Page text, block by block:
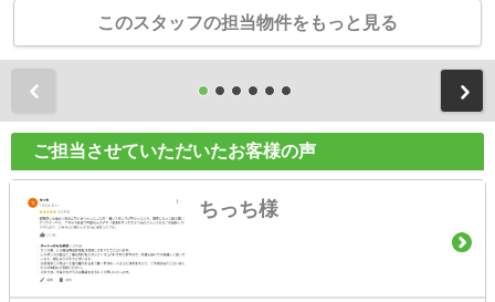
このスタッフの担当物件をもっと見る
ご担当させていただいたお客様の声
ちっち様